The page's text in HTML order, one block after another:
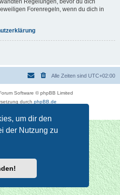
um dir den
der Nutzung zu
Forenregeln, wenn du dich in
Alle Zeiten sind UTC+02:00
Software © phpBB Limited
durch phpBB.de